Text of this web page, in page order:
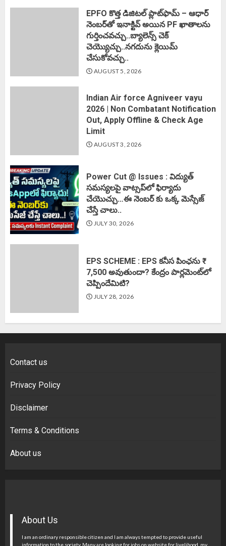
EPFO కొత్త డిజిటల్ ప్లాట్‌ఫామ్‌ – ఆధార్
నెంబర్‌తో ఇనాక్టివ్ అయిన PF ఖాతాలను
గుర్తించవచ్చు..బ్యాలెన్స్ చెక్
చెయ్యొచ్చు..నగదును క్లెయిమ్
చేసుకోవచ్చు..
AUGUST 5, 2026
Indian Air force Agniveer vayu
2026 | Non Combatant Notification
Out, Apply Offline & Check Age
Limit
AUGUST 3, 2026
Power Cut @ Issues : విద్యుత్
సమస్యలపై వాట్సప్‌లో ఫిర్యాదు
చేయొచ్చు…ఈ నెంబర్ కు ఒక్క మెస్సేజ్
చేస్తే చాలు..
JULY 30, 2026
EPS SCHEME : EPS కనీస పింఛను ₹
7,500 అవుతుందా? కేంద్రం పార్లమెంట్‌లో
చెప్పిందేమిటి?
JULY 28, 2026
Contact us
Privacy Policy
Disclaimer
Terms & Conditions
About us
About Us
I am an ordinary responsible citizen and I am always tempted to provide useful
information to the society. Many are looking for jobs on website for livelihood, my